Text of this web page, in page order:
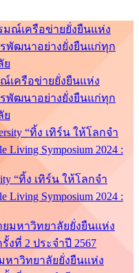
เครือข่ายยั่งยืนแห่ง
รพัฒนาอย่างยั่งยืนแก่ทุก
ย
“ทิ้ง เทิร์น ให้โลกจำ
Living Symposium 2024 :
หาวิทยาลัยยั่งยืนแห่ง